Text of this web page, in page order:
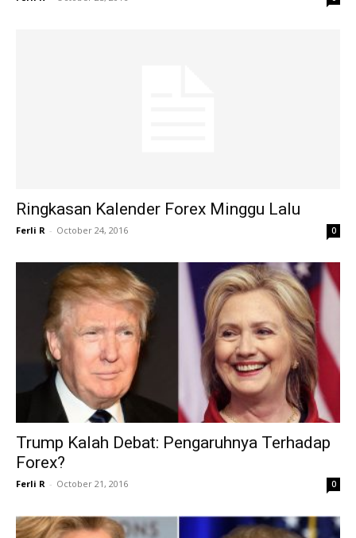
Ringkasan Kalender Forex Minggu Lalu
Ferli R - October 24, 2016 0
Trump Kalah Debat: Pengaruhnya Terhadap
Forex?
Ferli R - October 21, 2016 0